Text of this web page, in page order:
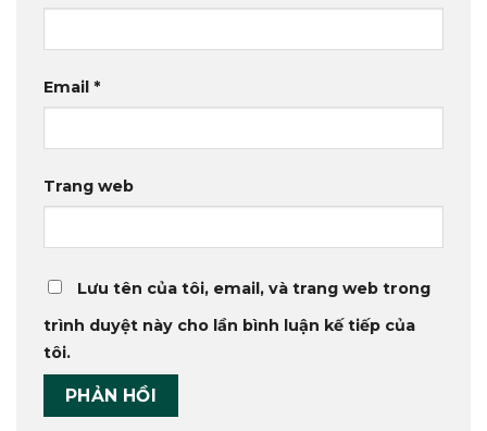
Email *
Trang web
Lưu tên của tôi, email, và trang web trong
trình duyệt này cho lần bình luận kế tiếp của
tôi.